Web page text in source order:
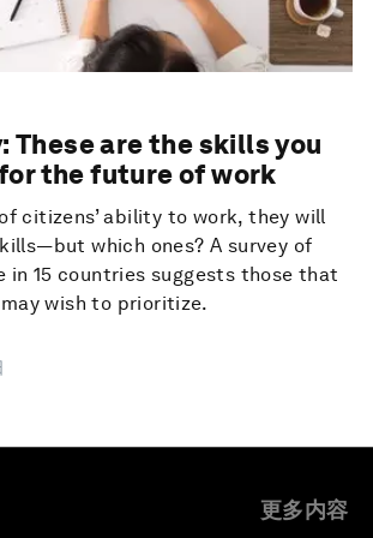
These are the skills you
the future of work
citizens’ ability to work, they will
which ones? A survey of
in 15 countries suggests those that
wish to prioritize.
更多内容